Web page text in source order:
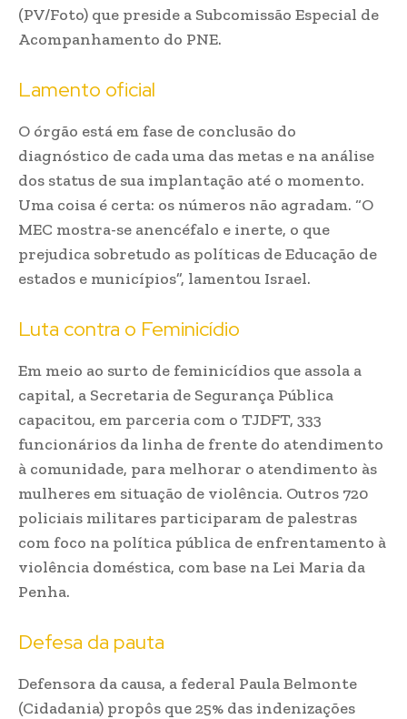
(PV/Foto) que preside a Subcomissão Especial de
Acompanhamento do PNE.
Lamento oficial
O órgão está em fase de conclusão do
diagnóstico de cada uma das metas e na análise
dos status de sua implantação até o momento.
Uma coisa é certa: os números não agradam. “O
MEC mostra-se anencéfalo e inerte, o que
prejudica sobretudo as políticas de Educação de
estados e municípios”, lamentou Israel.
Luta contra o Feminicídio
Em meio ao surto de feminicídios que assola a
capital, a Secretaria de Segurança Pública
capacitou, em parceria com o TJDFT, 333
funcionários da linha de frente do atendimento
à comunidade, para melhorar o atendimento às
mulheres em situação de violência. Outros 720
policiais militares participaram de palestras
com foco na política pública de enfrentamento à
violência doméstica, com base na Lei Maria da
Penha.
Defesa da pauta
Defensora da causa, a federal Paula Belmonte
(Cidadania) propôs que 25% das indenizações